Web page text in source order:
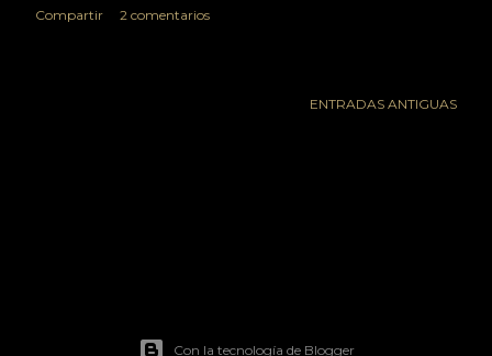
Compartir 2 comentarios
ENTRADAS ANTIGUAS
Con la tecnología de Blogger